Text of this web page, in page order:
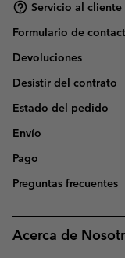
Servicio al cliente
Formulario de
Devoluciones
Desistir del contrato
Estado del pedido
Envío
Pago
Preguntas frecuentes
Acerca de